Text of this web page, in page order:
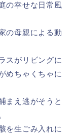
の幸せな日常風
の母親による動
スがリビングに
めちゃくちゃに
まえ逃がそうと
を生ごみ入れに